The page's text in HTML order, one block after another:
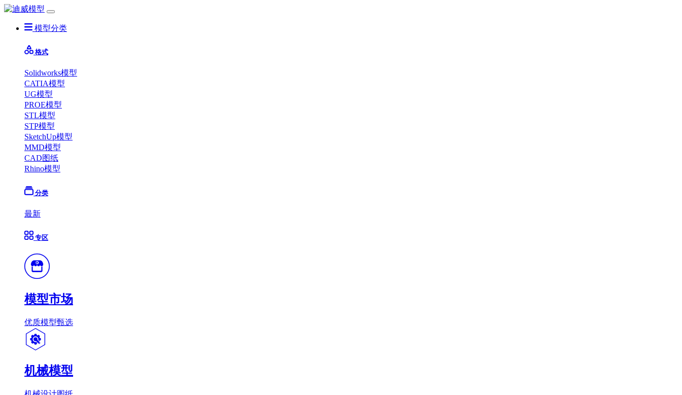
模型分类
格式
Solidworks模型
CATIA模型
UG模型
PROE模型
STL模型
STP模型
SketchUp模型
MMD模型
CAD图纸
Rhino模型
分类
最新
专区
模型市场
优质模型甄选
机械模型